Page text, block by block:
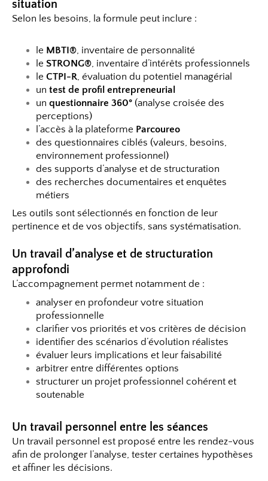
situation
Selon les besoins, la formule peut inclure :
le MBTI®, inventaire de personnalité
le STRONG®, inventaire d’intérêts professionnels
le CTPI-R, évaluation du potentiel managérial
un test de profil entrepreneurial
un questionnaire 360° (analyse croisée des
perceptions)
l’accès à la plateforme Parcoureo
des questionnaires ciblés (valeurs, besoins,
environnement professionnel)
des supports d’analyse et de structuration
des recherches documentaires et enquêtes
métiers
Les outils sont sélectionnés en fonction de leur
pertinence et de vos objectifs, sans systématisation.
Un travail d’analyse et de structuration
approfondi
L’accompagnement permet notamment de :
analyser en profondeur votre situation
professionnelle
clarifier vos priorités et vos critères de décision
identifier des scénarios d’évolution réalistes
évaluer leurs implications et leur faisabilité
arbitrer entre différentes options
structurer un projet professionnel cohérent et
soutenable
Un travail personnel entre les séances
Un travail personnel est proposé entre les rendez-vous
afin de prolonger l’analyse, tester certaines hypothèses
et affiner les décisions.